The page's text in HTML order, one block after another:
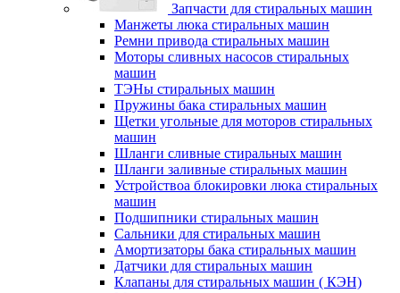
Запчасти для стиральных машин
Манжеты люка стиральных машин
Ремни привода стиральных машин
Моторы сливных насосов стиральных
машин
ТЭНы стиральных машин
Пружины бака стиральных машин
Щетки угольные для моторов стиральных
машин
Шланги сливные стиральных машин
Шланги заливные стиральных машин
Устройствоа блокировки люка стиральных
машин
Подшипники стиральных машин
Сальники для стиральных машин
Амортизаторы бака стиральных машин
Датчики для стиральных машин
Клапаны для стиральных машин ( КЭН)